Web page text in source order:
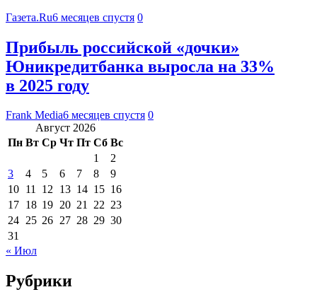
Газета.Ru6 месяцев спустя 0
Прибыль российской «дочки»
Юникредитбанка выросла на 33%
в 2025 году
Frank Media6 месяцев спустя 0
Август 2026
Пн Вт Ср Чт Пт Сб Вс
1
2
3
4 5 6 7 8
9
10 11 12 13 14 15 16
17 18 19 20 21 22 23
24 25 26 27 28 29 30
31
« Июл
Рубрики